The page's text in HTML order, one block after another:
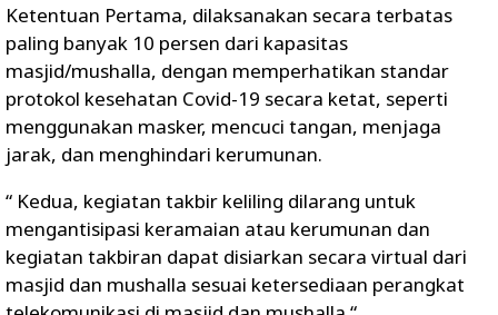
Ketentuan Pertama, dilaksanakan secara terbatas
paling banyak 10 persen dari kapasitas
masjid/mushalla, dengan memperhatikan standar
protokol kesehatan Covid-19 secara ketat, seperti
menggunakan masker, mencuci tangan, menjaga
jarak, dan menghindari kerumunan.
“ Kedua, kegiatan takbir keliling dilarang untuk
mengantisipasi keramaian atau kerumunan dan
kegiatan takbiran dapat disiarkan secara virtual dari
masjid dan mushalla sesuai ketersediaan perangkat